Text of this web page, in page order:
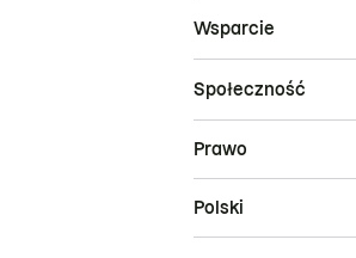
Wsparcie
Społeczność
Prawo
Polski